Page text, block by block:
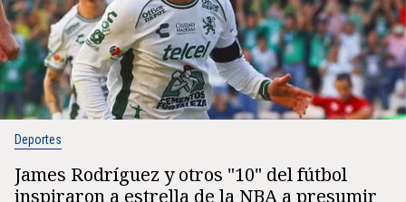
Deportes
James Rodríguez y otros "10" del fútbol
inspiraron a estrella de la NBA a presumir